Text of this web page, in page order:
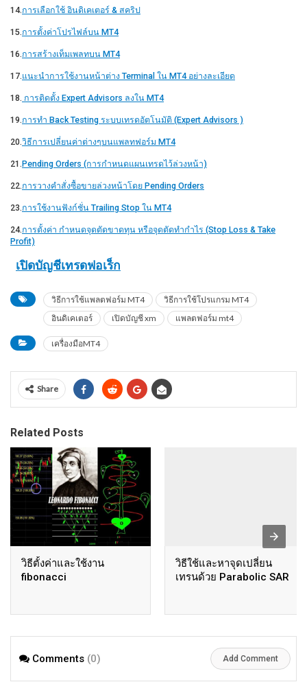
14.การเลือกใช้ อินดิเคเตอร์ & สคริป
15.การตั้งค่าโปรไฟล์บน MT4
16.การสร้างเท็มเพลทบน MT4
17.แนะนำการใช้งานหน้าต่าง Terminal ใน MT4 อย่างละเอียด
18. การติดตั้ง Expert Advisors ลงใน MT4
19.การทำ Back Testing ระบบเทรดอัตโนมัติ (Expert Advisors )
20.วิธีการเปลี่ยนค่าต่างๆบนแพลทฟอร์ม MT4
21.Pending Orders (การกำหนดแผนเทรดไว้ล่วงหน้า)
22.การวางคำสั่งซื้อขายล่วงหน้าโดย Pending Orders
23.การใช้งานฟังก์ชั่น Trailing Stop ใน MT4
24.การตั้งค่า กำหนดจุดตัดขาดทุน หรือจุดตัดทำกำไร (Stop Loss & Take
Profit)
เปิดบัญชีเทรดฟอเร็ก
วิธีการใช้แพลตฟอร์ม MT4
วิธีการใช้โปรแกรม MT4
อินดิเคเตอร์
เปิดบัญชี xm แพลตฟอร์ม mt4
เครื่องมือMT4
Share
Related Posts
วิธีตั้งค่าและใช้งาน
fibonacci
วิธีใช้และหาจุดเปลี่ยน
เทรนด้วย Parabolic SAR
Comments (0) Add Comment